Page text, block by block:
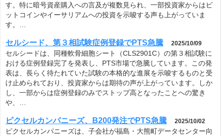
す。特に暗号資産購入への言及が複数見られ、一部投資家からはビ
ットコインやイーサリアムへの投資を示唆する声も上がっていま
す。…
セルシード、第３相試験症例登録でPTS急騰 2025/10/09
セルシードは、同種軟骨細胞シート（CLS2901C）の第３相試験に
おける症例登録完了を発表し、PTS市場で急騰しています。この発
表は、長らく待たれていた試験の本格的な進展を示唆するものと受
け止められており、投資家からは期待の声が上がっています。しか
し、一部からは症例登録のみでストップ高となったことへの驚き
や、…
ピクセルカンパニーズ、B200発注でPTS急騰 2025/10/02
ピクセルカンパニーズは、子会社が福島・大熊町データセンター向